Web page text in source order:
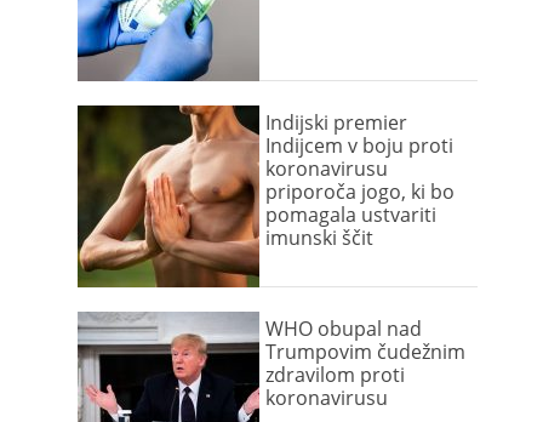
Indijski premier
Indijcem v boju proti
koronavirusu
priporoča jogo, ki bo
pomagala ustvariti
imunski ščit
WHO obupal nad
Trumpovim čudežnim
zdravilom proti
koronavirusu